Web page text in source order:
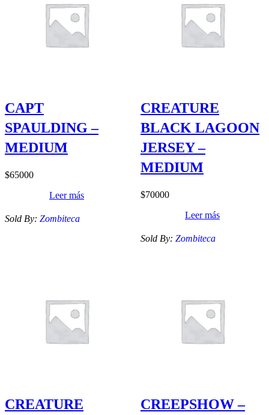
CAPT
SPAULDING –
MEDIUM
$65000
Leer más
Sold By: Zombiteca
CREATURE
BLACK LAGOON
JERSEY –
MEDIUM
$70000
Leer más
Sold By: Zombiteca
CREATURE
CREEPSHOW –